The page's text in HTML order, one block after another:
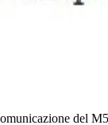
del